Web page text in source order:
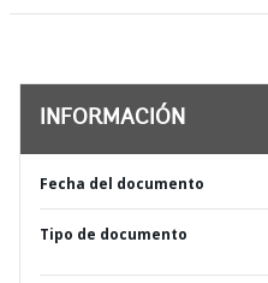
INFORMACIÓN
Fecha del documento
Tipo de documento